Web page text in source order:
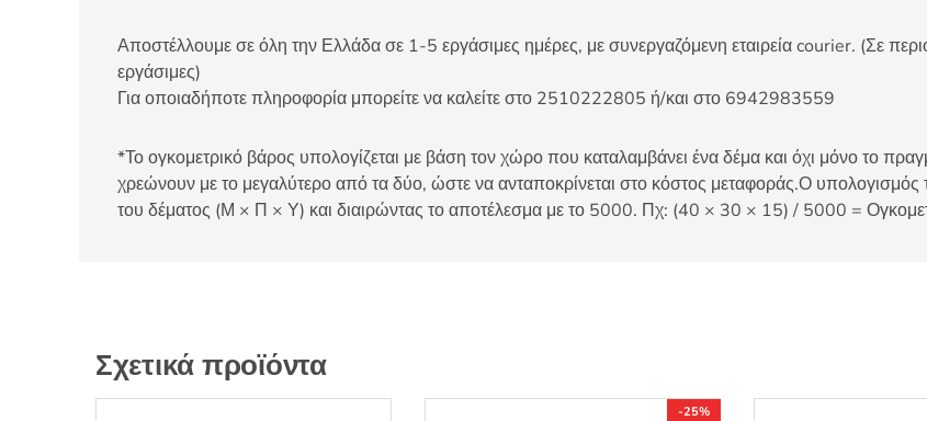
Αποστέλλουμε σε όλη την Ελλάδα σε 1-5 εργάσιμες ημέρες, με συνεργαζόμενη εταιρεία courier. (Σε
εργάσιμες)
Για οποιαδήποτε πληροφορία μπορείτε να καλείτε στο 2510222805 ή/και στο 6942983559
*Το ογκομετρικό βάρος υπολογίζεται με βάση τον χώρο που καταλαμβάνει ένα δέμα και όχι μόνο το
χρεώνουν με το μεγαλύτερο από τα δύο, ώστε να ανταποκρίνεται στο κόστος μεταφοράς.Ο υπολογισμός
του δέματος (Μ × Π × Υ) και διαιρώντας το αποτέλεσμα με το 5000. Πχ: (40 × 30 × 15) / 5000 =
Σχετικά προϊόντα
-25%